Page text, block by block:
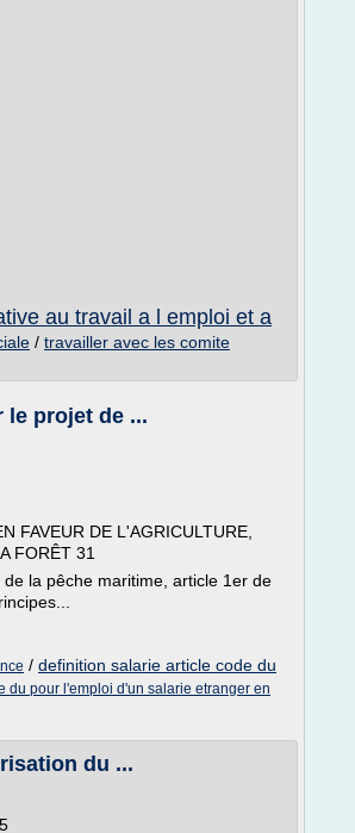
au travail a l emploi et a
/ travailler avec les comite
le projet de ...
FAVEUR DE L'AGRICULTURE,
FORÊT 31
la pêche maritime, article 1er de
/ definition salarie article code du
du pour l'emploi d'un salarie etranger en
du ...